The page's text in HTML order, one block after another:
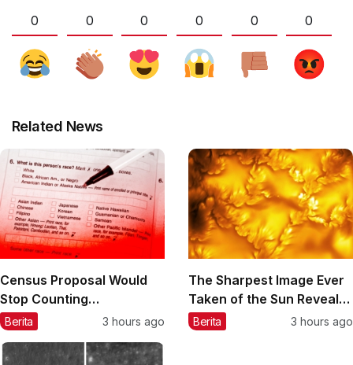
0 0 0 0 0 0
Related News
Census Proposal Would
Stop Counting
Undocumented
Race and Sexual
Berita 3 hours ago
The Sharpest Image Ever
Taken of the Sun Reveals
a Hidden Phenomenon
Berita 3 hours ago